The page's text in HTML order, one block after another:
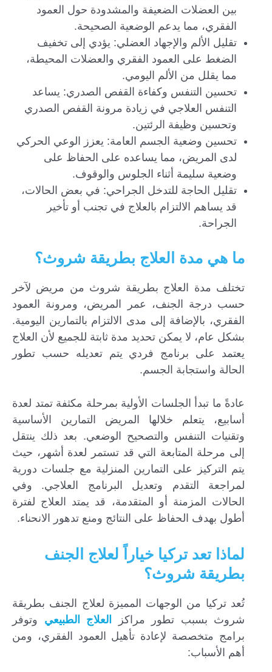
بين العضلات الضعيفة والمشدودة حول العمود
الفقري، مما يدعم الوضعية الصحيحة.
تقليل الألم والإجهاد العضلي: يؤدي إلى تخفيف
الضغط على العمود الفقري والعضلات المحيطة،
مما يقلل من الألم اليومي.
تحسين التنفس وكفاءة القفص الصدري: يساعد
التنفس العلاجي في زيادة مرونة القفص الصدري
وتحسين وظيفة الرئتين.
تحسين وضعية الجسم العامة: يعزز الوعي الحركي
لدى المريض، مما يساعده على الحفاظ على
وضعية سليمة أثناء الجلوس والوقوف.
تقليل الحاجة للتدخل الجراحي: في بعض الحالات،
قد يساهم الالتزام بالعلاج في تجنب أو تأخير
الجراحة.
ما هي مدة العلاج بطريقة شروث؟
تختلف مدة العلاج بطريقة شروث من مريض لآخر
حسب درجة الجنف، عمر المريض، ومرونة العمود
الفقري، بالإضافة إلى مدى الالتزام بالتمارين اليومية.
بشكل عام، لا يمكن تحديد مدة ثابتة للجميع لأن العلاج
يعتمد على برنامج فردي يتم تعديله حسب تطور
الحالة واستجابة الجسم.
عادةً ما تبدأ الجلسات الأولية بمرحلة مكثفة تمتد لعدة
أسابيع، يتعلم خلالها المريض التمارين الأساسية
وتقنيات التنفس والتصحيح الوضعي. بعد ذلك ينتقل
إلى مرحلة المتابعة التي قد تستمر لعدة أشهر، حيث
يتم التركيز على التمارين المنزلية مع جلسات دورية
لمراجعة التقدم وتعديل البرنامج العلاجي. وفي
الحالات المزمنة أو المتقدمة، قد يمتد العلاج لفترة
أطول بهدف الحفاظ على النتائج ومنع تدهور الانحناء.
لماذا تعد تركيا خياراً لعلاج الجنف
بطريقة شروث؟
تُعد تركيا من الوجهات المميزة لعلاج الجنف بطريقة
شروث بسبب تطور مراكز
العلاج الطبيعي وتوفر
برامج متخصصة لإعادة تأهيل العمود الفقري، ومن
أهم الأسباب: